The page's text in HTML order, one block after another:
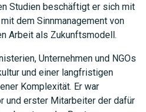
Studien beschäftigt er sich mit
dem Sinnmanagement von
Arbeit als Zukunftsmodell.
Unternehmen und NGOs
und einer langfristigen
Komplexität. Er war
und erster Mitarbeiter der dafür